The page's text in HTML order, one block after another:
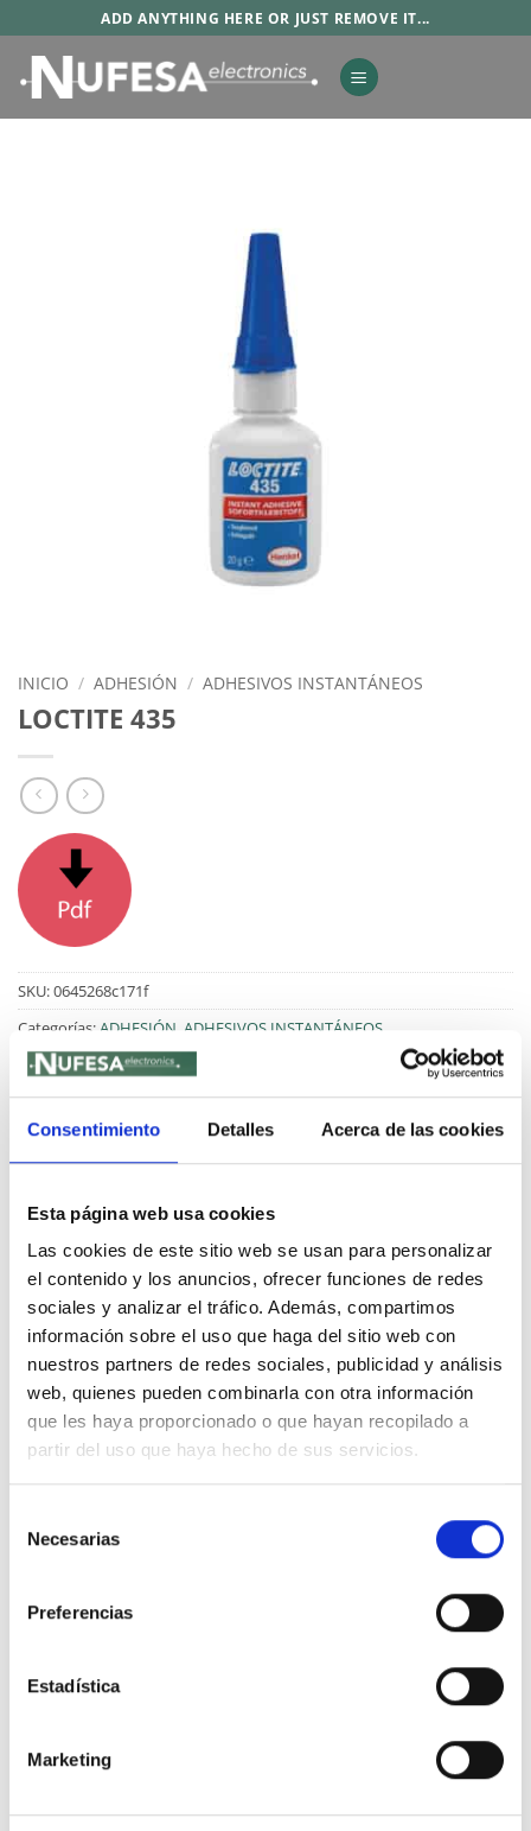
Consentimiento Detalles Acerca de las cookies
Esta página web usa cookies
Las cookies de este sitio web se usan para personalizar
el contenido y los anuncios, ofrecer funciones de redes
sociales y analizar el tráfico. Además, compartimos
información sobre el uso que haga del sitio web con
nuestros partners de redes sociales, publicidad y análisis
web, quienes pueden combinarla con otra información
que les haya proporcionado o que hayan recopilado a
partir del uso que haya hecho de sus servicios.
Necesarias
Preferencias
Estadística
Marketing
al
contenido
ADD ANYTHING HERE OR JUST REMOVE IT...
INICIO / ADHESIÓN / ADHESIVOS INSTANTÁNEOS
LOCTITE 435
SKU:0645268c171f
Categorías: ADHESIÓN ADHESIVOS INSTANTÁNEOS
DESCRIPCIÓN
LOCTITE® 435 ™ es un adhesivo endurecido de goma
con mayor flexibilidad y resistencia al desprendimiento
junto con una mayor resistencia a los golpes. El
producto proporciona una unión rápida en una amplia
gama de materiales, incluidos metales, plásticos y
elastómeros, así como materiales porosos y
absorbentes como madera, papel, cuero y tela.
PRODUCTOS RELACIONADOS